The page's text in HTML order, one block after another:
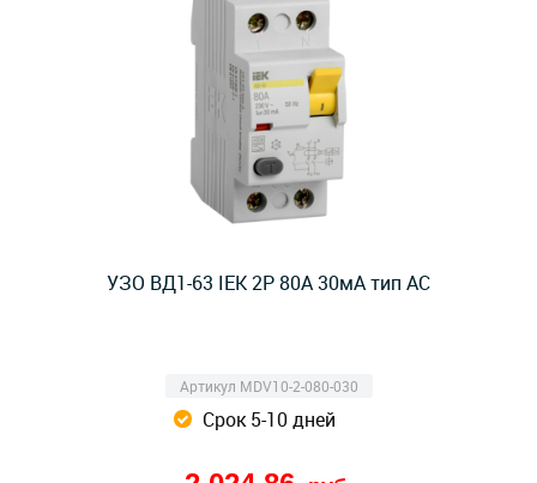
УЗО ВД1-63 IEK 2Р 80А 30мА тип AC
Артикул MDV10-2-080-030
Срок 5-10 дней